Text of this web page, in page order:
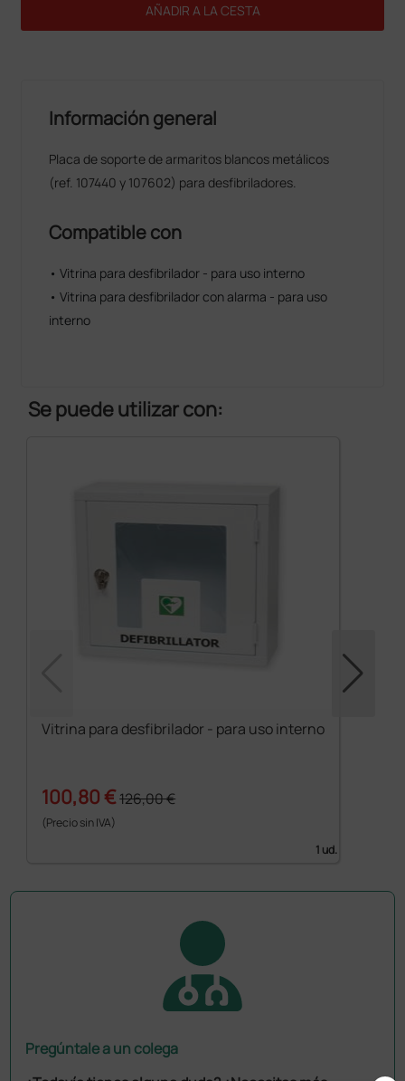
AÑADIR A LA CESTA
Información general
Placa de soporte de armaritos blancos metálicos
(ref. 107440 y 107602) para desfibriladores.
Compatible con
• Vitrina para desfibrilador - para uso interno
• Vitrina para desfibrilador con alarma - para uso
interno
Se puede utilizar con:
Vitrina para desfibrilador - para uso interno
100,80 €126,00 €
(Precio sin IVA)
1 ud.
Pregúntale a un colega